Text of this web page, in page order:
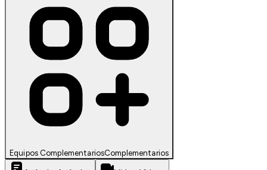
Equipos ComplementariosComplementarios